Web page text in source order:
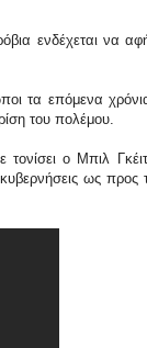
ενδέχεται να
τα επόμενα
του πολέμου.
τονίσει ο Μπιλ
ως